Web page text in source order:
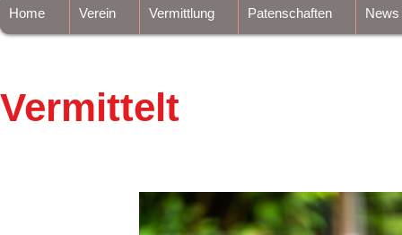
Home Verein Vermittlung Patenschaften News
Vermittelt